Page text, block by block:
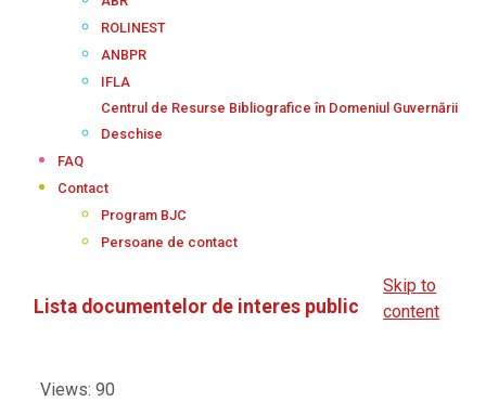
ROLINEST
ANBPR
IFLA
Centrul de Resurse Bibliografice în Domeniul Guvernării
Deschise
FAQ
Contact
Program BJC
Persoane de contact
Lista documentelor de interes public
Views: 90
Skip to
content